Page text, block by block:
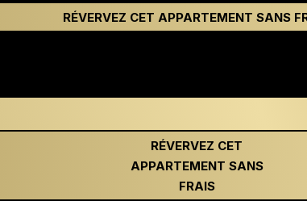
RÉVERVEZ CET APPARTEMENT SANS
RÉVERVEZ CET
APPARTEMENT SANS
FRAIS